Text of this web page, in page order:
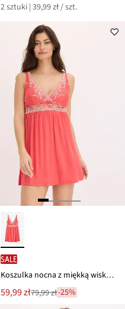
2 sztuki | 39,99 zł / szt.
SALE
Koszulka nocna z miękką wiskozą
Nowa
cena
59,99 zł
Przeceniono
79,99 zł-25%